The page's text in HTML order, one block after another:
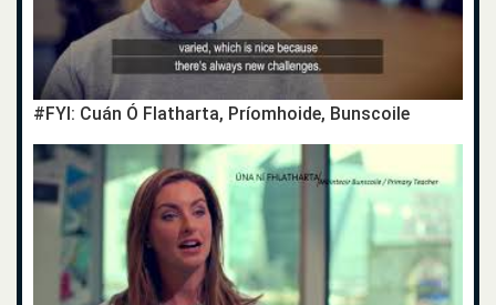
#FYI: Cuán Ó Flatharta, Príomhoide, Bunscoile